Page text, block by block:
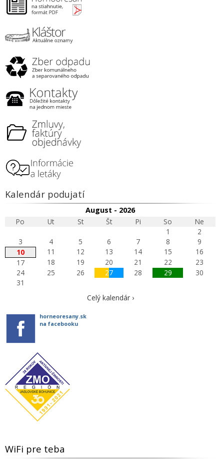
Kalendár podujatí
August - 2026
Po
Ut St Št Pi So
Ne
1
2
3
4 5 6 7 8
9
10
11 12 13 14 15
16
17
18 19 20 21 22
23
24
25 26 27 28 29
30
31
Celý kalendár ›
horneoresany.sk
na facebooku
WiFi pre teba